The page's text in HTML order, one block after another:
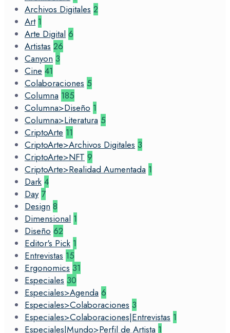
Archivos Digitales 2
Art 1
Arte Digital 6
Artistas 26
Canyon 3
Cine 41
Colaboraciones 5
Columna 185
Columna>Diseño 1
Columna>Literatura 5
CriptoArte 11
CriptoArte>Archivos Digitales 3
CriptoArte>NFT 9
CriptoArte>Realidad Aumentada 1
Dark 4
Day 7
Design 8
Dimensional 1
Diseño 62
Editor's Pick 1
Entrevistas 15
Ergonomics 31
Especiales 30
Especiales>Agenda 6
Especiales>Colaboraciones 3
Especiales>Colaboraciones|Entrevistas 1
Especiales|Mundo>Perfil de Artista 1